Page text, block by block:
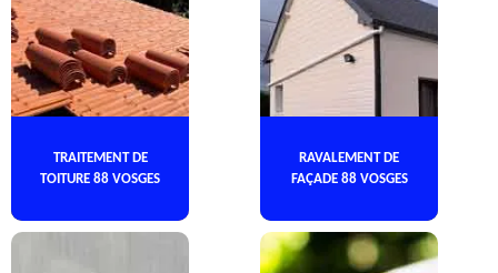
TRAITEMENT DE
TOITURE 88 VOSGES
RAVALEMENT DE
FAÇADE 88 VOSGES